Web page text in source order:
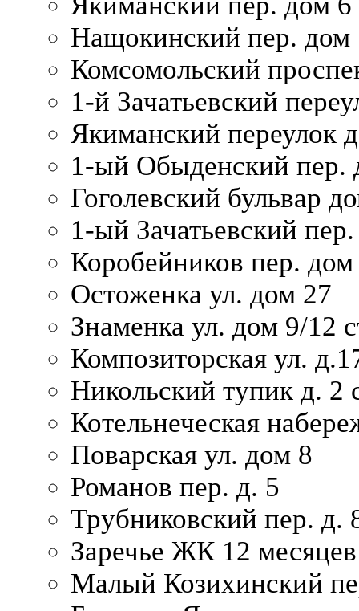
Нащокинский пер. дом
Комсомольский
1-й Зачатьевский
Якиманский переулок
1-ый Обыденский пер.
Гоголевский бульвар
1-ый Зачатьевский
Коробейников пер.
Остоженка ул. дом 27
Знаменка ул. дом 9/12
Композиторская ул.
Никольский тупик д. 2
Котельнеческая
Поварская ул. дом 8
Романов пер. д. 5
Трубниковский пер. д.
Заречье ЖК 12 месяцев
Малый Козихинский